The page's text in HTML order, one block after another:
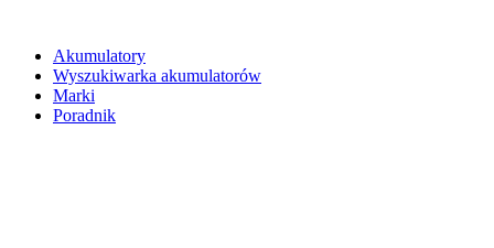
Akumulatory
Wyszukiwarka akumulatorów
Marki
Poradnik